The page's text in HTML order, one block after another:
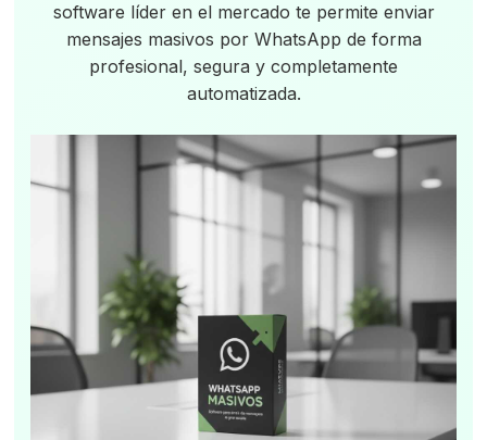
software líder en el mercado te permite enviar
mensajes masivos por WhatsApp de forma
profesional, segura y completamente
automatizada.